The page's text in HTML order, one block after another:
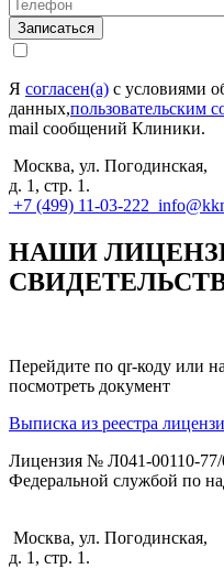
Записаться
Я согласен(а) с условиями
данных,пользовательским
mail сообщений Клиники.
Москва, ул. Погодинская,
д. 1, стр. 1.
+7 (499) 11-03-222
НАШИ
Перейдите по qr-коду или
посмотреть документ
Выписка из реестра
Лицензия № Л041-00110-77/
Федеральной службой по
Москва, ул. Погодинская,
д. 1, стр. 1.